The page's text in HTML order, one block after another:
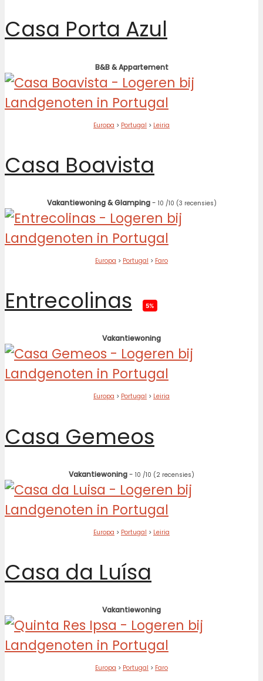
Casa Porta Azul
B&B & Appartement
Europa > Portugal > Leiria
Casa Boavista
Vakantiewoning & Glamping- 10 /10 (3 recensies)
Europa > Portugal > Faro
Entrecolinas 5%
Vakantiewoning
Europa > Portugal > Leiria
Casa Gemeos
Vakantiewoning- 10 /10 (2 recensies)
Europa > Portugal > Leiria
Casa da Luísa
Vakantiewoning
Europa > Portugal > Faro